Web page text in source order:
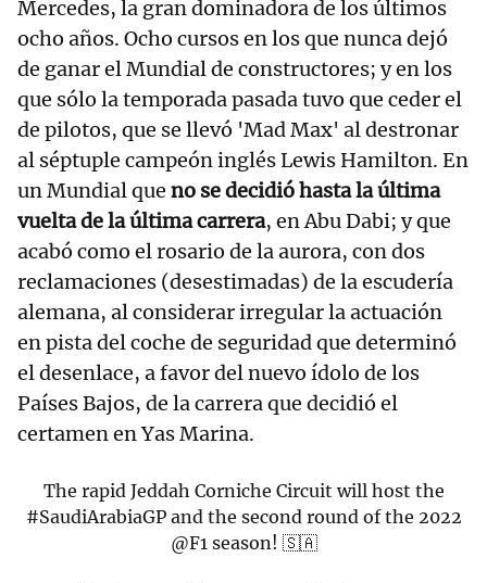
Mercedes, la gran dominadora de los últimos
ocho años. Ocho cursos en los que nunca dejó
de ganar el Mundial de constructores; y en los
que sólo la temporada pasada tuvo que ceder el
de pilotos, que se llevó 'Mad Max' al destronar
al séptuple campeón inglés Lewis Hamilton. En
un Mundial que no se decidió hasta la última
vuelta de la última carrera, en Abu Dabi; y que
acabó como el rosario de la aurora, con dos
reclamaciones (desestimadas) de la escudería
alemana, al considerar irregular la actuación
en pista del coche de seguridad que determinó
el desenlace, a favor del nuevo ídolo de los
Países Bajos, de la carrera que decidió el
certamen en Yas Marina.
The rapid Jeddah Corniche Circuit will host the
#SaudiArabiaGPand the second round of the 2022
@F1season! 🇸🇦